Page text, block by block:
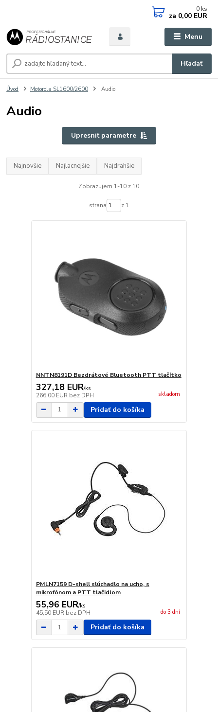
Menu
Hľadať
0 ks
za 0,00 EUR
Úvod Motorola SL1600/2600 Audio
Audio
Upresniť parametre
Najnovšie Najlacnejšie Najdrahšie
Zobrazujem 1-10 z 10
strana z 1
NNTN8191D Bezdrátové Bluetooth PTT tlačítko
327,18 EUR/ks
266,00 EUR bez DPH skladom
Pridať do košíka
PMLN7159 D-shell slúchadlo na ucho, s
mikrofónom a PTT tlačidlom
55,96 EUR/ks
45,50 EUR bez DPH do 3 dní
Pridať do košíka